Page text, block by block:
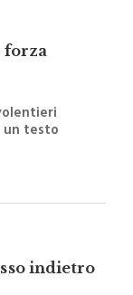
forza
un testo
indietro